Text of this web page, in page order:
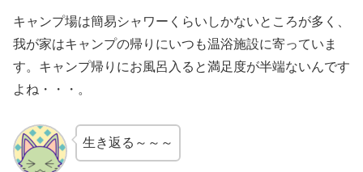
キャンプ場は簡易シャワーくらいしかないところが多く、
我が家はキャンプの帰りにいつも温浴施設に寄っていま
す。キャンプ帰りにお風呂入ると満足度が半端ないんです
よね・・・。
生き返る～～～